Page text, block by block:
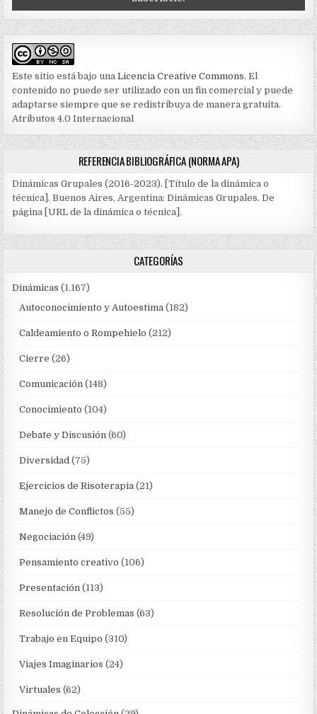
Este sitio está bajo unaLicencia Creative Commons. El
contenido no puede ser utilizado con un fin comercial y puede
adaptarse siempre que se redistribuya de manera gratuita.
Atributos 4.0 Internacional
REFERENCIA BIBLIOGRÁFICA (NORMA APA)
Dinámicas Grupales (2016-2023). [Título de la dinámica o
técnica]. Buenos Aires, Argentina: Dinámicas Grupales. De
página [URL de la dinámica o técnica].
CATEGORÍAS
Dinámicas (1.167)
Autoconocimiento y Autoestima (182)
Caldeamiento o Rompehielo (212)
Cierre (26)
Comunicación (148)
Conocimiento (104)
Debate y Discusión (60)
Diversidad (75)
Ejercicios de Risoterapia (21)
Manejo de Conflictos (55)
Negociación (49)
Pensamiento creativo (106)
Presentación (113)
Resolución de Problemas (63)
Trabajo en Equipo (310)
Viajes Imaginarios (24)
Virtuales (62)